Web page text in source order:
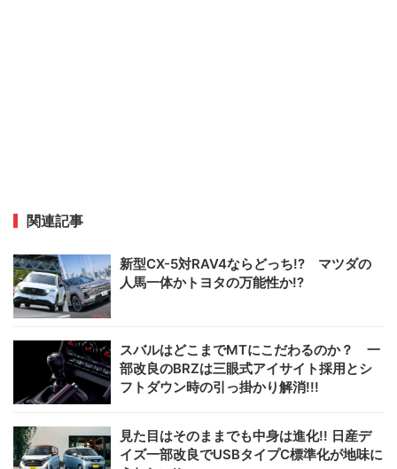
関連記事
新型CX-5対RAV4ならどっち!? マツダの
人馬一体かトヨタの万能性か!?
スバルはどこまでMTにこだわるのか？ 一
部改良のBRZは三眼式アイサイト採用とシ
フトダウン時の引っ掛かり解消!!!
見た目はそのままでも中身は進化!! 日産デ
イズ一部改良でUSBタイプC標準化が地味に